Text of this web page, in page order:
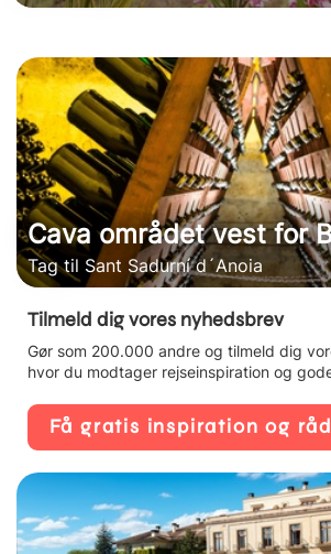
Cava området vest for
Tag til Sant Sadurní d´Anoia
Tilmeld dig vores nyhedsbrev
Gør som 200.000 andre og tilmeld dig
hvor du modtager rejseinspiration og
Få gratis inspiration og